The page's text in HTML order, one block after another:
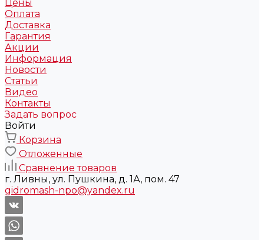
Цены
Оплата
Доставка
Гарантия
Акции
Информация
Новости
Статьи
Видео
Контакты
Задать вопрос
Войти
Корзина
Отложенные
Сравнение товаров
г. Ливны, ул. Пушкина, д. 1А, пом. 47
gidromash-npo@yandex.ru